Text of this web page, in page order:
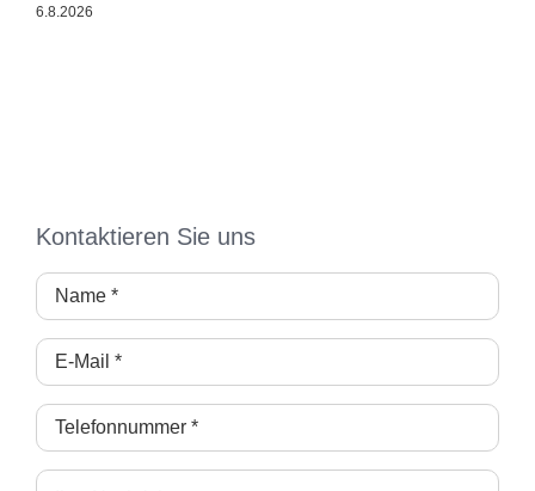
6.8.2026
Kontaktieren Sie uns